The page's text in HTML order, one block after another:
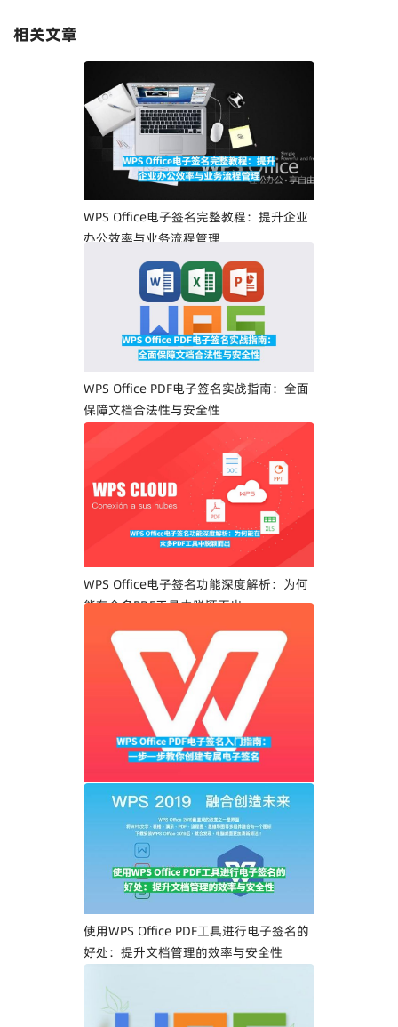
相关文章
WPS Office电子签名完整教程：提升企业
办公效率与业务流程管理
WPS Office PDF电子签名实战指南：全面
保障文档合法性与安全性
WPS Office电子签名功能深度解析：为何
能在众多PDF工具中脱颖而出
WPS Office PDF电子签名入门指南：一步
一步教你创建专属电子签名
使用WPS Office PDF工具进行电子签名的
好处：提升文档管理的效率与安全性